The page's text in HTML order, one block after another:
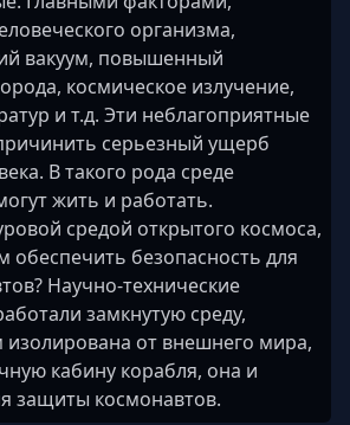
организма,
вакуум, повышенный
космическое излучение,
и т.д. Эти неблагоприятные
серьезный ущерб
В такого рода среде
жить и работать.
средой открытого космоса,
безопасность для
Научно-технические
замкнутую среду,
изолирована от внешнего мира,
кабину корабля, она и
защиты космонавтов.